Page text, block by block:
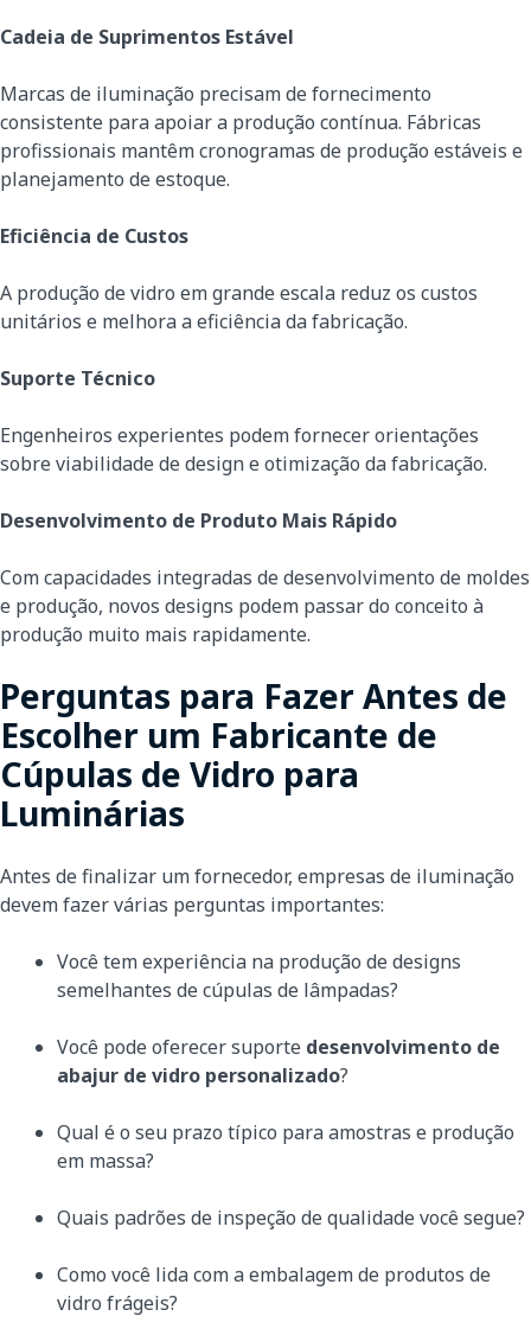
Cadeia de Suprimentos Estável
Marcas de iluminação precisam de fornecimento
consistente para apoiar a produção contínua. Fábricas
profissionais mantêm cronogramas de produção estáveis e
planejamento de estoque.
Eficiência de Custos
A produção de vidro em grande escala reduz os custos
unitários e melhora a eficiência da fabricação.
Suporte Técnico
Engenheiros experientes podem fornecer orientações
sobre viabilidade de design e otimização da fabricação.
Desenvolvimento de Produto Mais Rápido
Com capacidades integradas de desenvolvimento de moldes
e produção, novos designs podem passar do conceito à
produção muito mais rapidamente.
Perguntas para Fazer Antes de
Escolher um Fabricante de
Cúpulas de Vidro para
Luminárias
Antes de finalizar um fornecedor, empresas de iluminação
devem fazer várias perguntas importantes:
Você tem experiência na produção de designs
semelhantes de cúpulas de lâmpadas?
Você pode oferecer suporte desenvolvimento de
abajur de vidro personalizado?
Qual é o seu prazo típico para amostras e produção
em massa?
Quais padrões de inspeção de qualidade você segue?
Como você lida com a embalagem de produtos de
vidro frágeis?